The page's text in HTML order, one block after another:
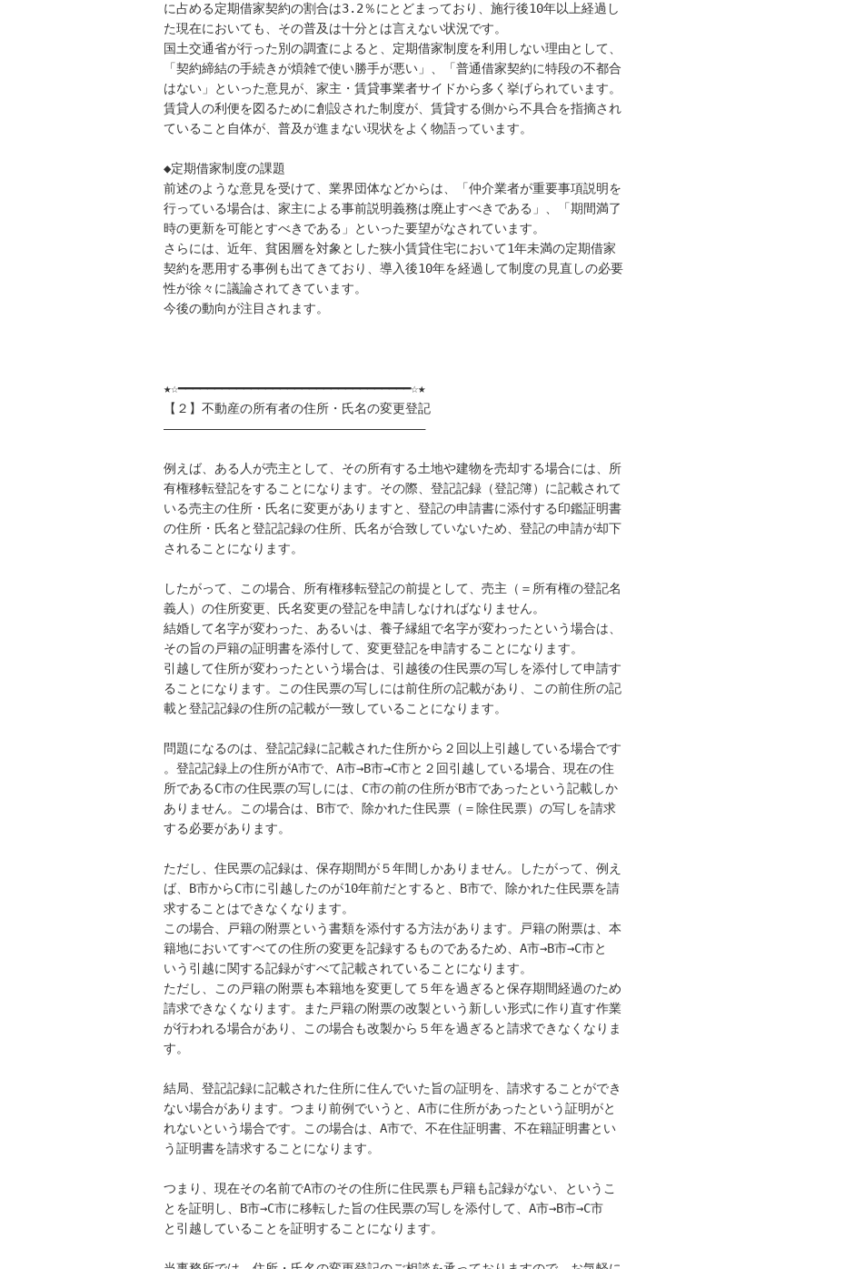
に占める定期借家契約の割合は3.2％にとどまっており、施行後10年以上経過し
た現在においても、その普及は十分とは言えない状況です。
国土交通省が行った別の調査によると、定期借家制度を利用しない理由として、
「契約締結の手続きが煩雑で使い勝手が悪い」、「普通借家契約に特段の不都合
はない」といった意見が、家主・賃貸事業者サイドから多く挙げられています。
賃貸人の利便を図るために創設された制度が、賃貸する側から不具合を指摘され
ていること自体が、普及が進まない現状をよく物語っています。
◆定期借家制度の課題
前述のような意見を受けて、業界団体などからは、「仲介業者が重要事項説明を
行っている場合は、家主による事前説明義務は廃止すべきである」、「期間満了
時の更新を可能とすべきである」といった要望がなされています。
さらには、近年、貧困層を対象とした狭小賃貸住宅において1年未満の定期借家
契約を悪用する事例も出てきており、導入後10年を経過して制度の見直しの必要
性が徐々に議論されてきています。
今後の動向が注目されます。
★☆━━━━━━━━━━━━━━━━━━━━━━━━━━━━━━━━☆★
【２】不動産の所有者の住所・氏名の変更登記
――――――――――――――――――――――――――――――――――――
例えば、ある人が売主として、その所有する土地や建物を売却する場合には、所
有権移転登記をすることになります。その際、登記記録（登記簿）に記載されて
いる売主の住所・氏名に変更がありますと、登記の申請書に添付する印鑑証明書
の住所・氏名と登記記録の住所、氏名が合致していないため、登記の申請が却下
されることになります。
したがって、この場合、所有権移転登記の前提として、売主（＝所有権の登記名
義人）の住所変更、氏名変更の登記を申請しなければなりません。
結婚して名字が変わった、あるいは、養子縁組で名字が変わったという場合は、
その旨の戸籍の証明書を添付して、変更登記を申請することになります。
引越して住所が変わったという場合は、引越後の住民票の写しを添付して申請す
ることになります。この住民票の写しには前住所の記載があり、この前住所の記
載と登記記録の住所の記載が一致していることになります。
問題になるのは、登記記録に記載された住所から２回以上引越している場合です
。登記記録上の住所がA市で、A市→B市→C市と２回引越している場合、現在の住
所であるC市の住民票の写しには、C市の前の住所がB市であったという記載しか
ありません。この場合は、B市で、除かれた住民票（＝除住民票）の写しを請求
する必要があります。
ただし、住民票の記録は、保存期間が５年間しかありません。したがって、例え
ば、B市からC市に引越したのが10年前だとすると、B市で、除かれた住民票を請
求することはできなくなります。
この場合、戸籍の附票という書類を添付する方法があります。戸籍の附票は、本
籍地においてすべての住所の変更を記録するものであるため、A市→B市→C市と
いう引越に関する記録がすべて記載されていることになります。
ただし、この戸籍の附票も本籍地を変更して５年を過ぎると保存期間経過のため
請求できなくなります。また戸籍の附票の改製という新しい形式に作り直す作業
が行われる場合があり、この場合も改製から５年を過ぎると請求できなくなりま
す。
結局、登記記録に記載された住所に住んでいた旨の証明を、請求することができ
ない場合があります。つまり前例でいうと、A市に住所があったという証明がと
れないという場合です。この場合は、A市で、不在住証明書、不在籍証明書とい
う証明書を請求することになります。
つまり、現在その名前でA市のその住所に住民票も戸籍も記録がない、というこ
とを証明し、B市→C市に移転した旨の住民票の写しを添付して、A市→B市→C市
と引越していることを証明することになります。